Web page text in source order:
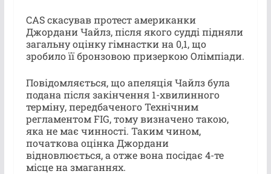
CAS скасував протест американки
Джордани Чайлз, після якого судді підняли
загальну оцінку гімнастки на 0,1, що
зробило її бронзовою призеркою Олімпіади.
Повідомляється, що апеляція Чайлз була
подана після закінчення 1-хвилинного
терміну, передбаченого Технічним
регламентом FIG, тому визначено такою,
яка не має чинності. Таким чином,
початкова оцінка Джордани
відновлюється, а отже вона посідає 4-те
місце на змаганнях.